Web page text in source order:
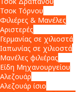
Τσοκ Τόρνου
Φιλιέρες & Μανέλες
Αριστερές
Γερμανίας σε χιλιοστά
Ιαπωνίας σε χιλιοστά
Μανέλες φιλιέρας
Είδη Μηχανουργείου
Αλεζουάρ
Αλεζουάρ ίσιο